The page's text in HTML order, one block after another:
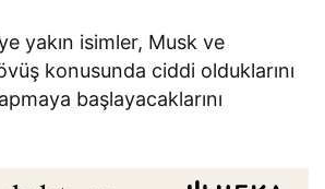
yakın isimler, Musk ve
konusunda ciddi olduklarını
başlayacaklarını